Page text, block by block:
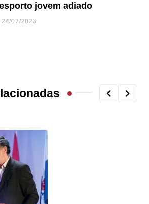
jovem adiado
24/07/2023